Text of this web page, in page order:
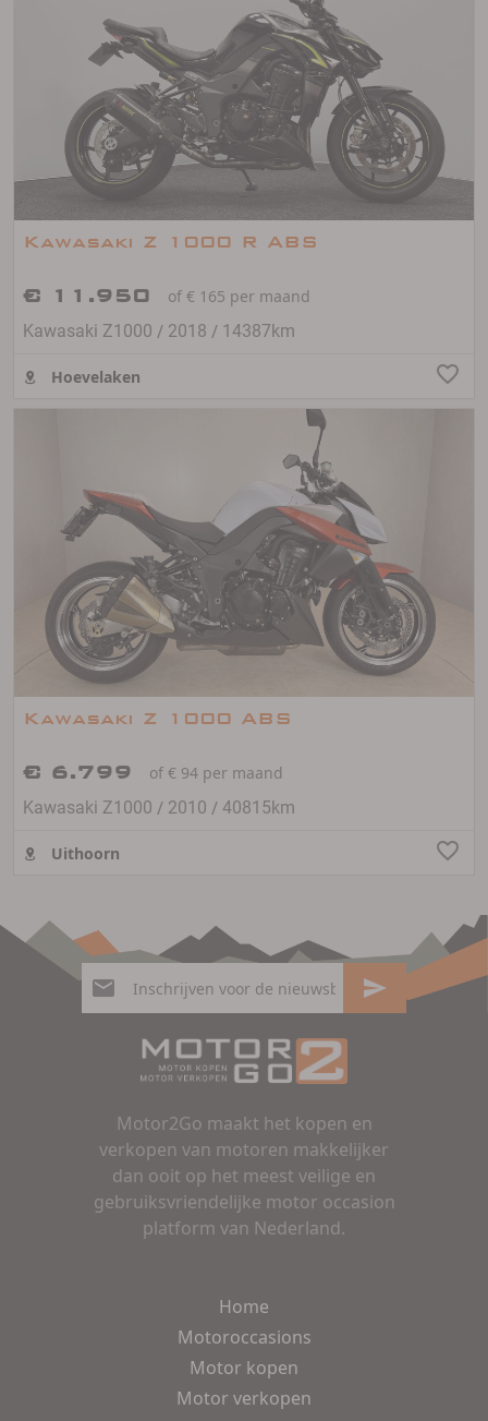
Kawasaki Z 1000 R ABS
€ 11.950
of € 165 per maand
Kawasaki Z1000 / 2018 / 14387km
Hoevelaken
Kawasaki Z 1000 ABS
€ 6.799
of € 94 per maand
Kawasaki Z1000 / 2010 / 40815km
Uithoorn
Motor2Go maakt het kopen en
verkopen van motoren makkelijker
dan ooit op het meest veilige en
gebruiksvriendelijke motor occasion
platform van Nederland.
Home
Motoroccasions
Motor kopen
Motor verkopen